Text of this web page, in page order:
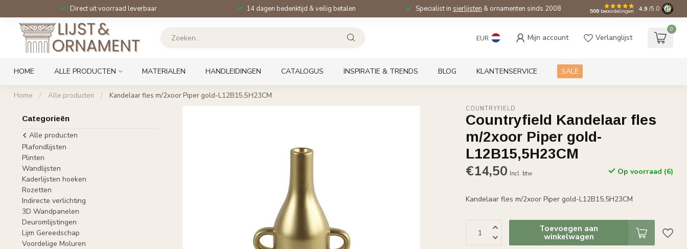
Direct uit voorraad leverbaar 14 dagen bedenktijd & veilig betalen Specialist in sierlijsten & ornamenten sinds 2008 508 beoordelingen 4.9 /5.0
EUR Mijn account Verlanglijst
0
HOME ALLE PRODUCTEN MATERIALEN HANDLEIDINGEN CATALOGUS INSPIRATIE & TRENDS BLOG KLANTENSERVICE SALE
Home / Alle producten / Kandelaar fles m/2xoor Piper gold-L12B15,5H23CM
Categorieën
Alle producten
Plafondlijsten
Plinten
Wandlijsten
Kaderlijsten hoeken
Rozetten
Indirecte verlichting
3D Wandpanelen
Deuromlijstingen
Lijm Gereedschap
Voordelige Moluren
COUNTRYFIELD
Countryfield Kandelaar fles
m/2xoor Piper gold-
L12B15,5H23CM
€14,50 Incl. btw Op voorraad (6)
Kandelaar fles m/2xoor Piper gold-L12B15,5H23CM
Toevoegen aan
winkelwagen